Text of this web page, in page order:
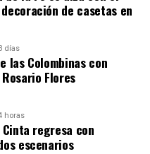
COLOMBINAS
de casetas en
días
las Colombinas con
Flores
horas
regresa con
escenarios